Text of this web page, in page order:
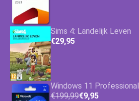
Sims 4: Landelijk Leven
€29,95
Windows 11 Professional
€199,99€9,95